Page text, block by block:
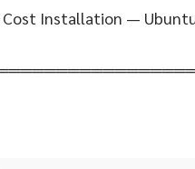
Cost Installation —